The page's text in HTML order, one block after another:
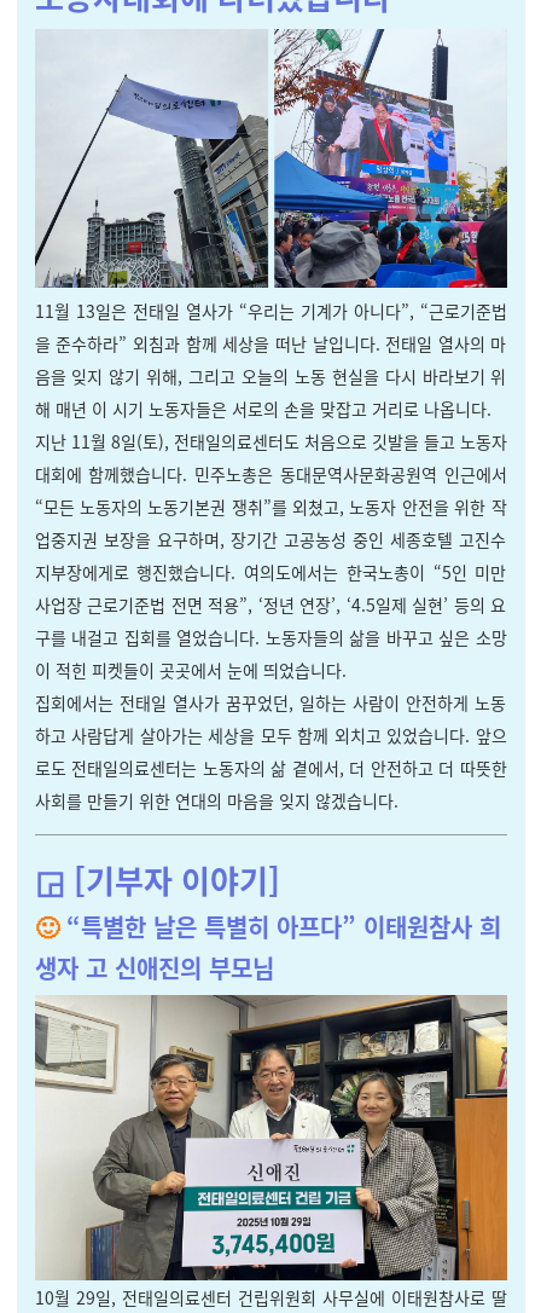
11월 13일은 전태일 열사가 “우리는 기계가 아니다”, “근로기준법
을 준수하라” 외침과 함께 세상을 떠난 날입니다. 전태일 열사의 마
음을 잊지 않기 위해, 그리고 오늘의 노동 현실을 다시 바라보기 위
해 매년 이 시기 노동자들은 서로의 손을 맞잡고 거리로 나옵니다.
지난 11월 8일(토), 전태일의료센터도 처음으로 깃발을 들고 노동자
대회에 함께했습니다. 민주노총은 동대문역사문화공원역 인근에서
“모든 노동자의 노동기본권 쟁취”를 외쳤고, 노동자 안전을 위한 작
업중지권 보장을 요구하며, 장기간 고공농성 중인 세종호텔 고진수
지부장에게로 행진했습니다. 여의도에서는 한국노총이 “5인 미만
사업장 근로기준법 전면 적용”, ‘정년 연장’, ‘4.5일제 실현’ 등의 요
구를 내걸고 집회를 열었습니다. 노동자들의 삶을 바꾸고 싶은 소망
이 적힌 피켓들이 곳곳에서 눈에 띄었습니다.
집회에서는 전태일 열사가 꿈꾸었던, 일하는 사람이 안전하게 노동
하고 사람답게 살아가는 세상을 모두 함께 외치고 있었습니다. 앞으
로도 전태일의료센터는 노동자의 삶 곁에서, 더 안전하고 더 따뜻한
사회를 만들기 위한 연대의 마음을 잊지 않겠습니다.
◲ [기부자 이야기]
🙂 “특별한 날은 특별히 아프다” 이태원참사 희
생자 고 신애진의 부모님
10월 29일, 전태일의료센터 건립위원회 사무실에 이태원참사로 딸